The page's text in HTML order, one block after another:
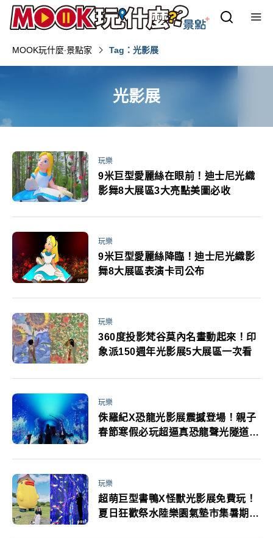
MOOK玩什麼‧景點家 Tag：光影展
光影展
玩樂
9米巨型愛麗絲在眼前！迪士尼光織
影舞8大展區3大亮點美圖必收
玩樂
9米巨型愛麗絲降臨！迪士尼光織影
舞8大展區表演卡司公布
玩樂
360度投影梵谷莫內名畫動起來！印
象派150週年光影展5大展區一次看
玩樂
侏羅紀X恐龍光影展震撼登場！親子
春節寒假必玩超逼真恐龍聲光隧道6
玩樂
超萌巨型書鴨X怪獸光影展免費玩！
夏日狂歡祭水陸樂園氣墊市集暑期必